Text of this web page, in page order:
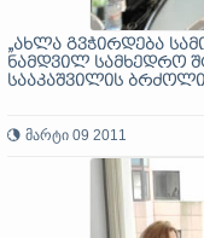
„ახლა გვჭირდება
ნამდვილ სამხედრო
სააკაშვილის
მარტი 09 2011